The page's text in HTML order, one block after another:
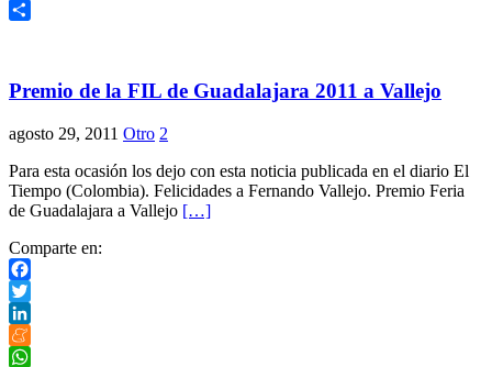
Link
Print
Premio de la FIL de Guadalajara 2011 a Vallejo
agosto 29, 2011 Otro 2
Para esta ocasión los dejo con esta noticia publicada en el diario El
Tiempo (Colombia). Felicidades a Fernando Vallejo. Premio Feria
de Guadalajara a Vallejo […]
Comparte en:
Facebook
Twitter
LinkedIn
Meneame